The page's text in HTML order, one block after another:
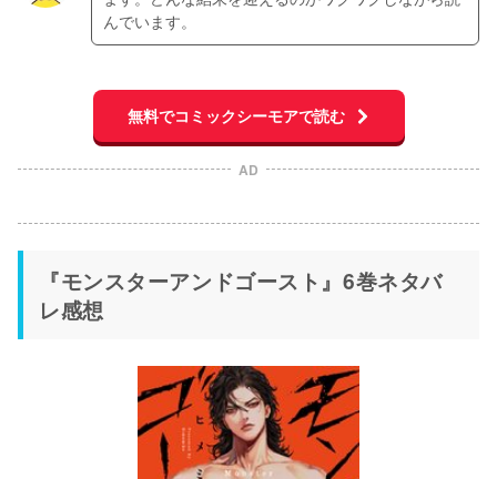
んでいます。
無料でコミックシーモアで読む
AD
『モンスターアンドゴースト』6巻ネタバ
レ感想